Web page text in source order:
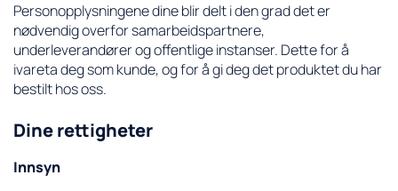
Personopplysningene dine blir delt i den grad det er
nødvendig overfor samarbeidspartnere,
underleverandører og offentlige instanser. Dette for å
ivareta deg som kunde, og for å gi deg det produktet du har
bestilt hos oss.
Dine rettigheter
Innsyn